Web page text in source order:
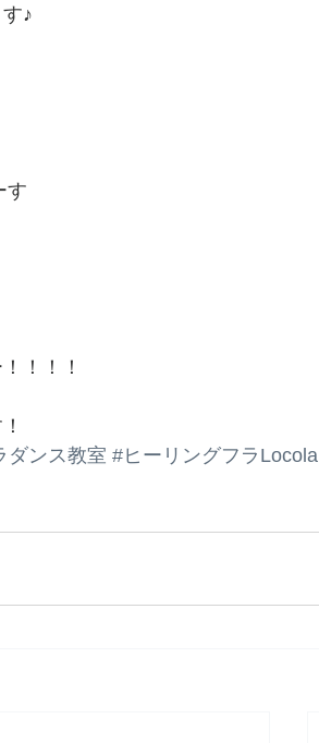
♪
す
！！！
ダンス教室 #ヒーリングフラLocola